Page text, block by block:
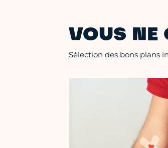
VOUS NE
Sélection des bons plans